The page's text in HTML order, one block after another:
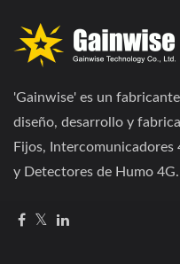
'Gainwise' es un
diseño, desarrollo y
Fijos, Intercomunicadores
y Detectores de Humo 4G.